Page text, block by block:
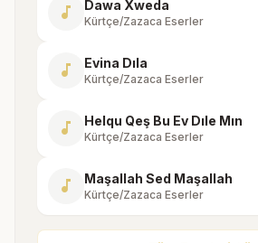
music_note Dawa Xweda
Kürtçe/Zazaca Eserler
music_note Evina Dıla
Kürtçe/Zazaca Eserler
music_note Helqu Qeş Bu Ev Dıle Mın
Kürtçe/Zazaca Eserler
music_note Maşallah Sed Maşallah
Kürtçe/Zazaca Eserler